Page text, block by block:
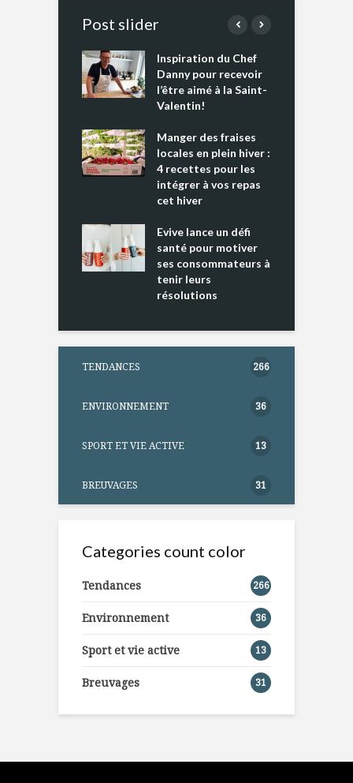
Post slider
Inspiration du Chef
Danny pour recevoir
l’être aimé à la Saint-
Valentin!
Manger des fraises
locales en plein hiver :
4 recettes pour les
intégrer à vos repas
cet hiver
Evive lance un défi
santé pour motiver
ses consommateurs à
tenir leurs
résolutions
TENDANCES 266
ENVIRONNEMENT 36
SPORT ET VIE ACTIVE 13
BREUVAGES 31
Categories count color
Tendances 266
Environnement 36
Sport et vie active 13
Breuvages 31